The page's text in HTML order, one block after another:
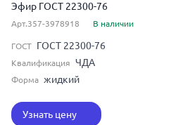
Эфир ГОСТ 22300-76
Арт.357-3978918 В наличии
ГОСТ ГОСТ 22300-76
Квалификация ЧДА
Форма жидкий
Узнать цену